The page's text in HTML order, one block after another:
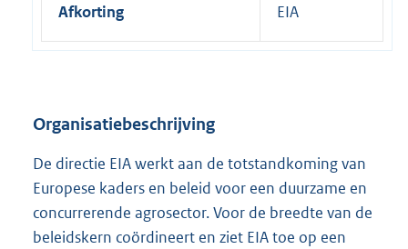
Afkorting EIA
Organisatiebeschrijving
De directie EIA werkt aan de totstandkoming van
Europese kaders en beleid voor een duurzame en
concurrerende agrosector. Voor de breedte van de
beleidskern coördineert en ziet EIA toe op een